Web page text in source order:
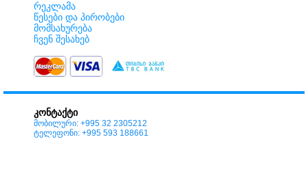
რეკლამა
წესები და პირობები
მომსახურება
ჩვენ შესახებ
კონტაქტი
მობილური: +995 32 2305212
ტელეფონი: +995 593 188661